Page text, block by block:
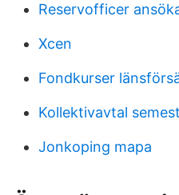
Reservofficer
Xcen
Fondkurser
Kollektivavtal
Jonkoping mapa